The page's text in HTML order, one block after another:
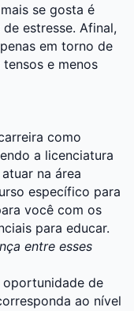
se gosta é
estresse. Afinal,
em torno de
e menos
como
a licenciatura
na área
específico para
você com os
para educar.
entre esses
oportunidade de
ao nível